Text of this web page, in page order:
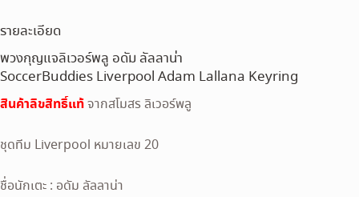
รายละเอียด
พวงกุญแจลิเวอร์พลู อดัม ลัลลาน่า
SoccerBuddies Liverpool Adam Lallana Keyring
สินค้าลิขสิทธิ์แท้จากสโมสร ลิเวอร์พลู
ชุดทีม Liverpool หมายเลข 20
ชื่อนักเตะ : อดัม ลัลลาน่า